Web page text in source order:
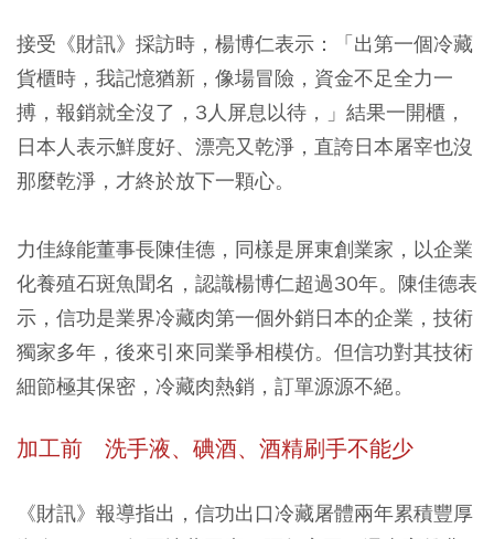
接受《財訊》採訪時，楊博仁表示：「出第一個冷藏
貨櫃時，我記憶猶新，像場冒險，資金不足全力一
搏，報銷就全沒了，3人屏息以待，」結果一開櫃，
日本人表示鮮度好、漂亮又乾淨，直誇日本屠宰也沒
那麼乾淨，才終於放下一顆心。
力佳綠能董事長陳佳德，同樣是屏東創業家，以企業
化養殖石斑魚聞名，認識楊博仁超過30年。陳佳德表
示，信功是業界冷藏肉第一個外銷日本的企業，技術
獨家多年，後來引來同業爭相模仿。但信功對其技術
細節極其保密，冷藏肉熱銷，訂單源源不絕。
加工前 洗手液、碘酒、酒精刷手不能少
《財訊》報導指出，信功出口冷藏屠體兩年累積豐厚